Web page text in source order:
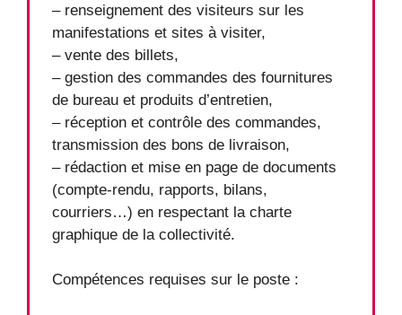
– renseignement des visiteurs sur les
manifestations et sites à visiter,
– vente des billets,
– gestion des commandes des fournitures
de bureau et produits d’entretien,
– réception et contrôle des commandes,
transmission des bons de livraison,
– rédaction et mise en page de documents
(compte-rendu, rapports, bilans,
courriers…) en respectant la charte
graphique de la collectivité.
Compétences requises sur le poste :